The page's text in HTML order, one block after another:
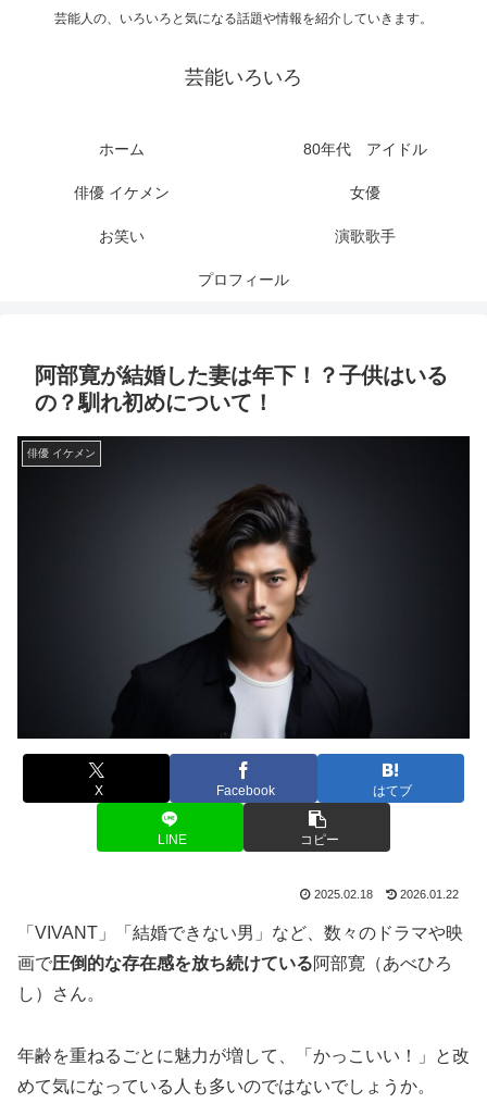
芸能人の、いろいろと気になる話題や情報を紹介していきます。
芸能いろいろ
ホーム 80年代 アイドル
俳優 イケメン 女優
お笑い 演歌歌手
プロフィール
阿部寛が結婚した妻は年下！？子供はいる
の？馴れ初めについて！
俳優 イケメン
X Facebook はてブ
LINE コピー
2025.02.18 2026.01.22
「VIVANT」「結婚できない男」など、数々のドラマや映
画で圧倒的な存在感を放ち続けている阿部寛（あべひろ
し）さん。
年齢を重ねるごとに魅力が増して、「かっこいい！」と改
めて気になっている人も多いのではないでしょうか。